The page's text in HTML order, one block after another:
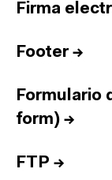
Firma
Footer→
Formulario
form) →
FTP →